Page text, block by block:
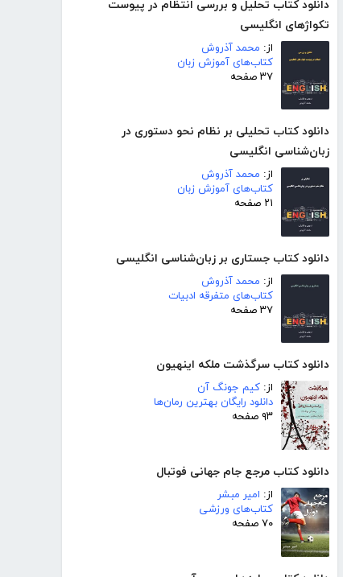
دانلود کتاب تحلیل و بررسی انتظام در پیوست
تکواژهای انگلیسی
از: محمد آذروش
کتاب‌های آموزش زبان
۳۷ صفحه
دانلود کتاب تحلیلی بر نظام نحو دستوری در
زبان‌شناسی انگلیسی
از: محمد آذروش
کتاب‌های آموزش زبان
۲۱ صفحه
دانلود کتاب جستاری بر زبان‌شناسی انگلیسی
از: محمد آذروش
کتاب‌های متفرقه ادبیات
۳۷ صفحه
دانلود کتاب سرگذشت ملکه اینهیون
از: کیم جونگ آن
دانلود رایگان بهترین رمان‌ها
۹۳ صفحه
دانلود کتاب مرجع جام جهانی فوتبال
از: امیر مبشر
کتاب‌های ورزشی
۷۰ صفحه